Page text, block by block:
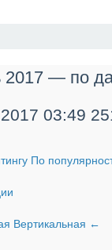
2017 — по
03:49
По
Вертикальная ←